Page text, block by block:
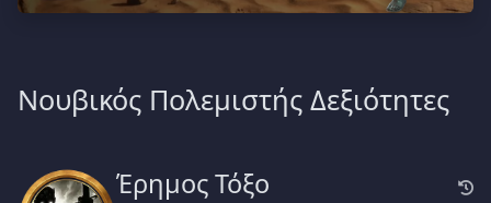
Νουβικός Πολεμιστής Δεξιότητες
Έρημος Τόξο